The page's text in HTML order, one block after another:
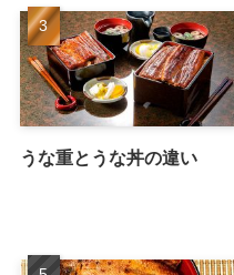
うな重とうな丼の違い